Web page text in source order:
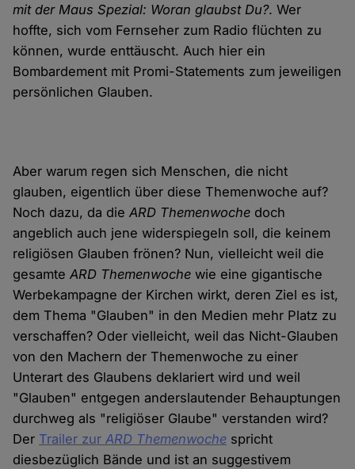
mit der Maus Spezial: Woran glaubst Du?. Wer
hoffte, sich vom Fernseher zum Radio flüchten zu
können, wurde enttäuscht. Auch hier ein
Bombardement mit Promi-Statements zum jeweiligen
persönlichen Glauben.
Aber warum regen sich Menschen, die nicht
glauben, eigentlich über diese Themenwoche auf?
Noch dazu, da dieARD Themenwoche doch
angeblich auch jene widerspiegeln soll, die keinem
religiösen Glauben frönen? Nun, vielleicht weil die
gesamteARD Themenwoche wie eine gigantische
Werbekampagne der Kirchen wirkt, deren Ziel es ist,
dem Thema "Glauben" in den Medien mehr Platz zu
verschaffen? Oder vielleicht, weil das Nicht-Glauben
von den Machern der Themenwoche zu einer
Unterart des Glaubens deklariert wird und weil
"Glauben" entgegen anderslautender Behauptungen
durchweg als "religiöser Glaube" verstanden wird?
Der Trailer zurARD Themenwoche spricht
diesbezüglich Bände und ist an suggestivem